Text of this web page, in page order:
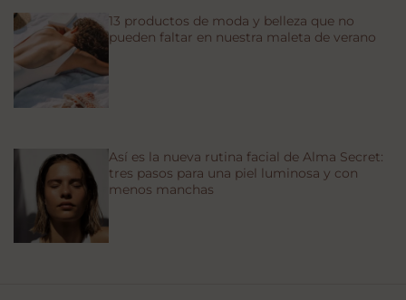
13 productos de moda y belleza que no
pueden faltar en nuestra maleta de verano
Así es la nueva rutina facial de Alma Secret:
tres pasos para una piel luminosa y con
menos manchas